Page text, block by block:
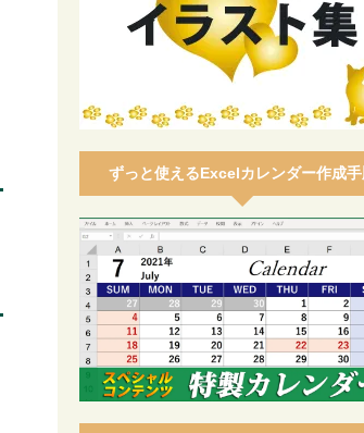
ずっと使えるExcelカレンダー作成手